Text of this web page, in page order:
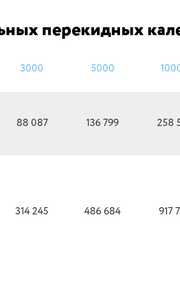
перекидных
3000 5000
88 087 136 799 258
314 245 486 684 917